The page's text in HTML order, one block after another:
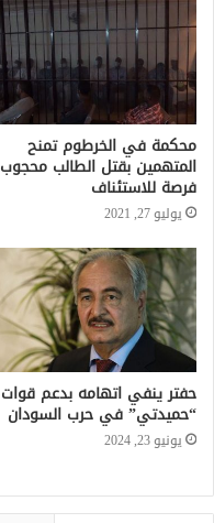
محكمة في الخرطوم تمنح
المتهمين بقتل الطالب محجوب
فرصة للاستئناف
يوليو 27, 2021
حفتر ينفي اتهامه بدعم قوات
“حميدتي” في حرب السودان
يونيو 23, 2024